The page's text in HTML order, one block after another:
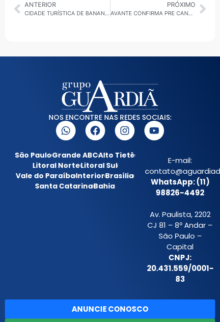
ANTERIOR
CIDADE TURÍSTICA DE BANANAL EM SP SOFRE COM A FALTA DE LIXEIRAS NO CENTRO HISTÓRICO
PRÓXIMO
AVANTE CONFIRMA PRE CANDIDATURA DE ERICK ELOI PARA DISPUTAR PREFEITURA DE SANTO ANDRÉ
NOS ENCONTRE NAS REDES SOCIAIS:
São PauloGrande ABCAlto Tietê
Litoral NorteLitoral Sul
Vale do ParaíbaInteriorBrasília
Santa CatarinaBahia
E-mail:
WhatsApp: (11)
98826-4492
Av. Paulista, 2202
CJ 81 – 8º Andar –
São Paulo –
Capital
CNPJ:
20.431.559/0001-
83
ANUNCIE CONOSCO